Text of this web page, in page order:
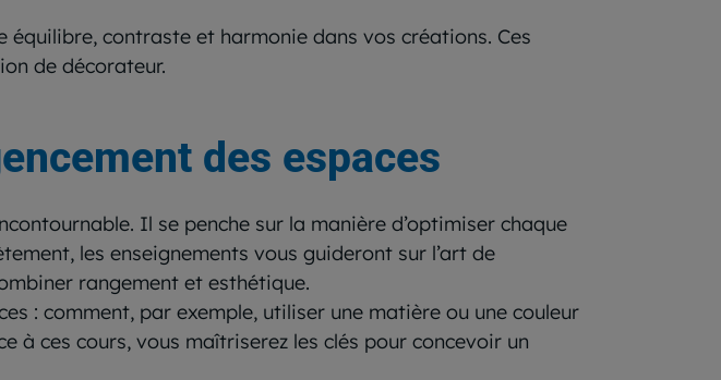
équilibre, contraste et harmonie dans vos créations. Ces
de décorateur.
des espaces
Il se penche sur la manière d’optimiser chaque
les enseignements vous guideront sur l’art de
rangement et esthétique.
: comment, par exemple, utiliser une matière ou une couleur
à ces cours, vous maîtriserez les clés pour concevoir un